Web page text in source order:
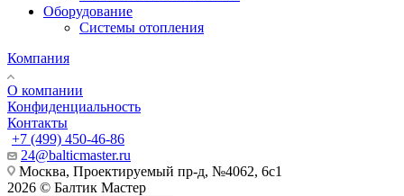
Оборудование
Системы отопления
Компания
О компании
Конфиденциальность
Контакты
+7 (499) 450-46-86
24@balticmaster.ru
Москва, Проектируемый пр-д, №4062, 6с1
2026 © Балтик Мастер